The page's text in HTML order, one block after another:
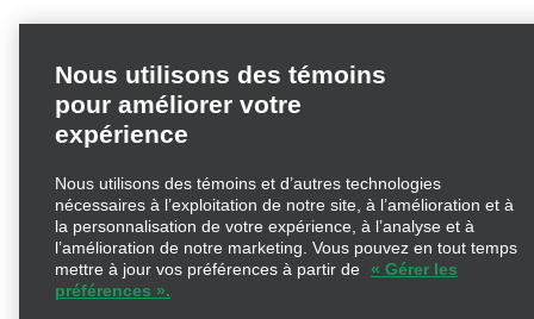
pour améliorer votre
expérience
nécessaires à l’exploitation de notre site, à l’amélioration et à
la personnalisation de votre expérience, à l’analyse et à
l’amélioration de notre marketing. Vous pouvez en tout
temps mettre à jour vos préférences à partir de « Gérer les
préférences ».